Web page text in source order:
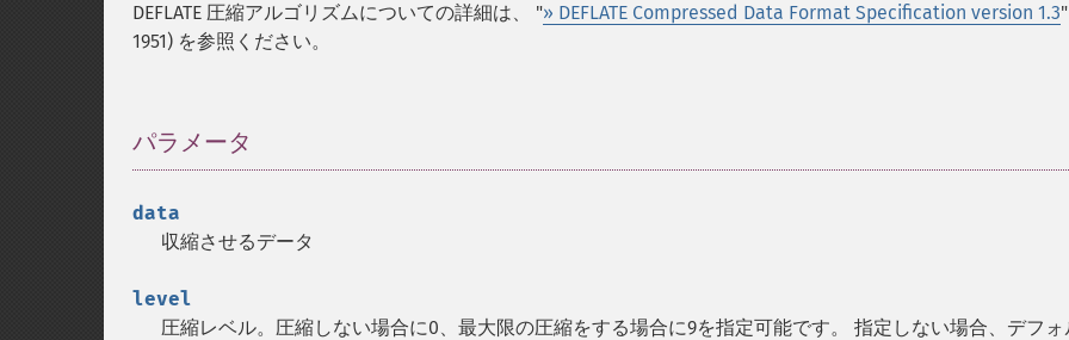
DEFLATE 圧縮アルゴリズムについての詳細は、 "» DEFLATE Compressed Data Format Specification version 1.3
1951) を参照ください。
パラメータ
data
収縮させるデータ
level
圧縮レベル。圧縮しない場合に0、最大限の圧縮をする場合に9を指定可能です。 指定しない場合、デフォ